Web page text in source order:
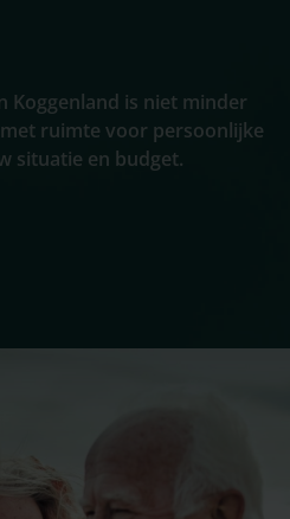
Koggenland is niet minder
ruimte voor persoonlijke
situatie en budget.